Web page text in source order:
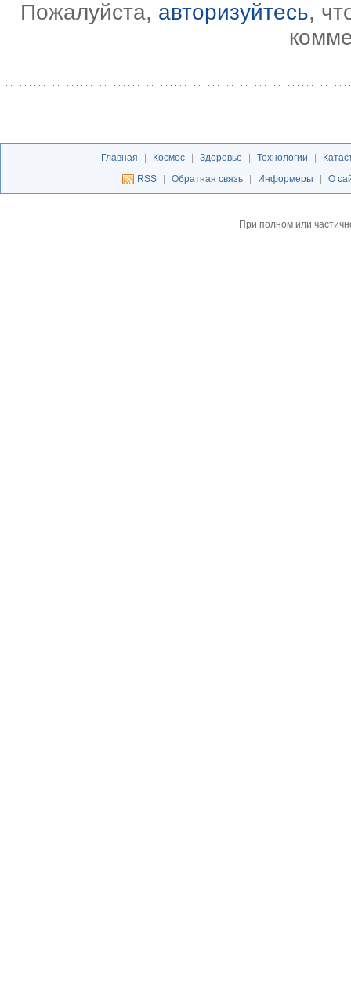
Пожалуйста, авторизуйтесь,
Главная | Космос | Здоровье | Технологии |
RSS
| Обратная связь | Информеры | О
При полном или